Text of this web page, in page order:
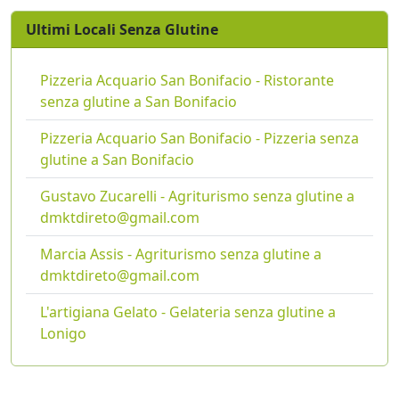
Ultimi Locali Senza Glutine
Pizzeria Acquario San Bonifacio - Ristorante
senza glutine a San Bonifacio
Pizzeria Acquario San Bonifacio - Pizzeria senza
glutine a San Bonifacio
Gustavo Zucarelli - Agriturismo senza glutine a
dmktdireto@gmail.com
Marcia Assis - Agriturismo senza glutine a
dmktdireto@gmail.com
L'artigiana Gelato - Gelateria senza glutine a
Lonigo